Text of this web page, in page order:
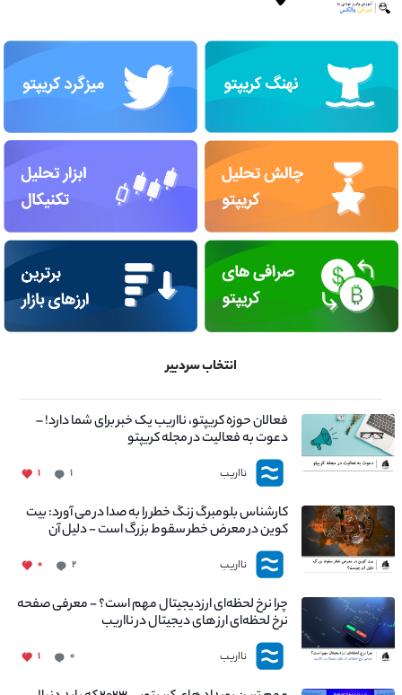
انتخاب سردبیر
فعالان حوزه کریپتو، نااریب یک خبر برای شما دارد! –
دعوت به فعالیت در مجله کریپتو
نااریب ۱ ۱
کارشناس بلومبرگ زنگ خطر را به صدا در می آورد: بیت
کوین در معرض خطر سقوط بزرگ است - دلیل آن
چیست؟
نااریب ۲ ۰
چرا نرخ لحظه‌ای ارزدیجیتال مهم است؟ - معرفی صفحه
نرخ لحظه‌ای ارز های دیجیتال در نااریب
نااریب ۰ ۱